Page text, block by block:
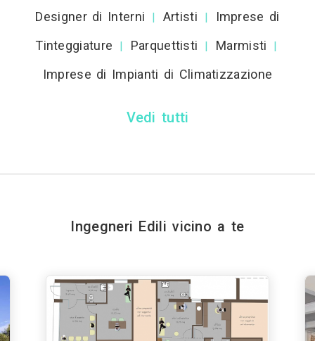
Designer di Interni | Artisti |
Imprese di
Tinteggiature
| Parquettisti | Marmisti |
Imprese di Impianti di Climatizzazione
Vedi tutti
Ingegneri Edili vicino a te